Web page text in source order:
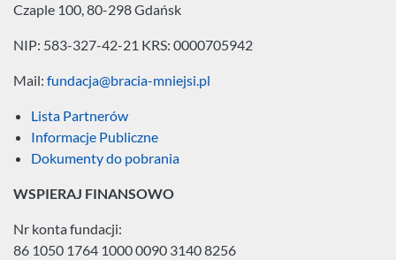
Czaple 100, 80-298 Gdańsk
NIP: 583-327-42-21 KRS: 0000705942
Mail: fundacja@bracia-mniejsi.pl
Lista Partnerów
Informacje Publiczne
Dokumenty do pobrania
WSPIERAJ FINANSOWO
Nr konta fundacji:
86 1050 1764 1000 0090 3140 8256